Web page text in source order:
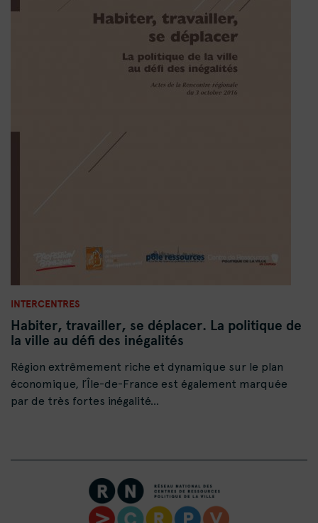
INTERCENTRES
Habiter, travailler, se déplacer. La politique de
la ville au défi des inégalités
Région extrêmement riche et dynamique sur le plan
économique, l’Île-de-France est également marquée
par de très fortes inégalité...